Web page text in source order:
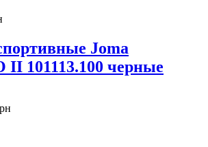
Joma
II 101113.100 черные